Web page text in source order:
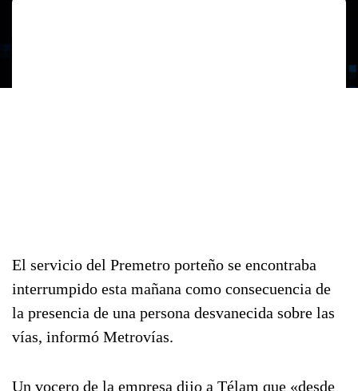
El servicio del Premetro porteño se encontraba
interrumpido esta mañana como consecuencia de
la presencia de una persona desvanecida sobre las
vías, informó Metrovías.
Un vocero de la empresa dijo a Télam que «desde